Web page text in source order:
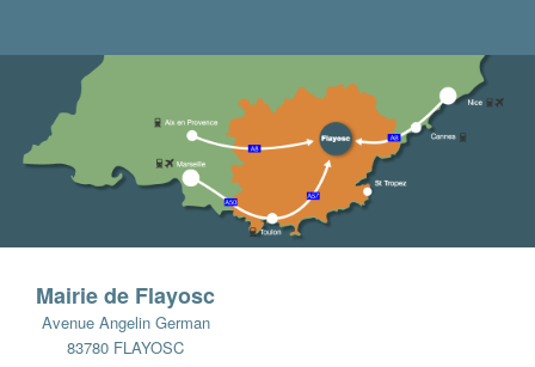
Mairie de Flayosc
Avenue Angelin German
83780 FLAYOSC